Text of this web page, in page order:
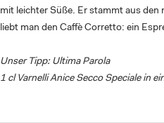
mit leichter Süße. Er stammt aus
liebt man den Caffè Corretto: ein
Unser Tipp: Ultima Parola
1 cl Varnelli Anice Secco Speciale in